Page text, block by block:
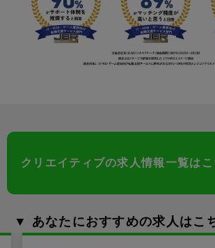
クリエイティブの求人情報一覧はこ
▼ あなたにおすすめの求人はこ